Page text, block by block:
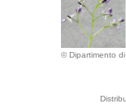
© Dipartimento